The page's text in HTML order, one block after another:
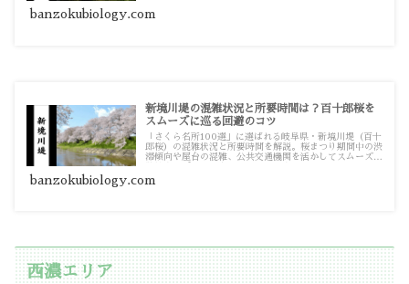
banzokubiology.com
新境川堤の混雑状況と所要時間は？百十郎桜を
スムーズに巡る回避のコツ
「さくら名所100選」に選ばれる岐阜県・新境川堤（百十
郎桜）の混雑状況と所要時間を解説。桜まつり期間中の渋
滞傾向や屋台の混雑、公共交通機関を活かしてスムーズに
banzokubiology.com
西濃エリア